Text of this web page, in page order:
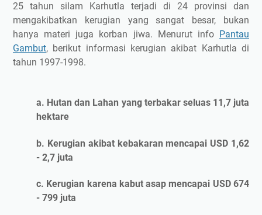
25 tahun silam Karhutla terjadi di 24 provinsi dan
mengakibatkan kerugian yang sangat besar, bukan
hanya materi juga korban jiwa. Menurut info Pantau
Gambut, berikut informasi kerugian akibat Karhutla di
tahun 1997-1998.
a. Hutan dan Lahan yang terbakar seluas 11,7 juta
hektare
b. Kerugian akibat kebakaran mencapai USD 1,62
- 2,7 juta
c. Kerugian karena kabut asap mencapai USD 674
- 799 juta